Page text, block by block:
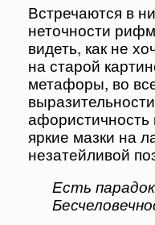
Встречаются в
неточности
видеть, как не
на старой
метафоры, во
афористичность
яркие мазки на
незатейливой
Есть